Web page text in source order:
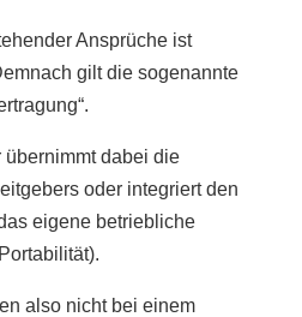
Ansprüche ist
gilt die sogenannte
übernimmt dabei die
oder integriert den
eigene betriebliche
also nicht bei einem